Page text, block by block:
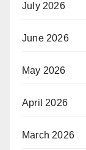
July 2026
June 2026
May 2026
April 2026
March 2026